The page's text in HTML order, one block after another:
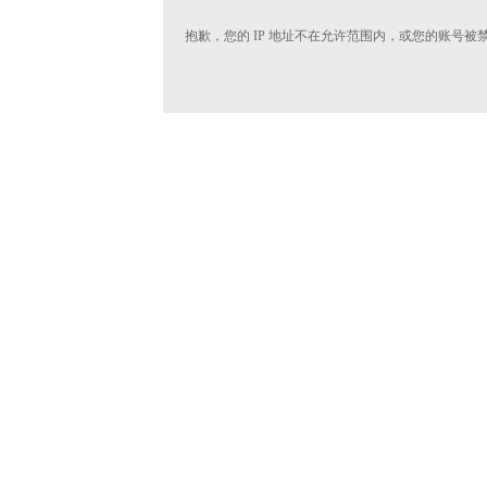
抱歉，您的 IP 地址不在允许范围内，或您的账号被